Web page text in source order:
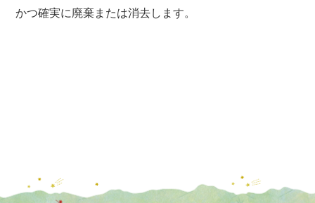
かつ確実に廃棄または消去します。